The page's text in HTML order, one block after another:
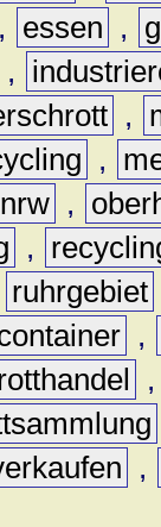
, essen ,
,
,
,
nrw ,
,
ruhrgebiet
,
,